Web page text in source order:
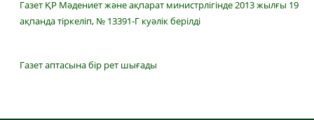
Газет ҚР Мәдениет және ақпарат министрлігінде 2013 жылғы 19
ақпанда тіркеліп, № 13391-Г куәлік берілді
Газет аптасына бір рет шығады